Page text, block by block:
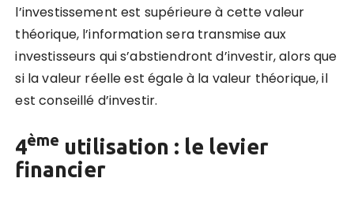
l’investissement est supérieure à cette valeur
théorique, l’information sera transmise aux
investisseurs qui s’abstiendront d’investir, alors que
si la valeur réelle est égale à la valeur théorique, il
est conseillé d’investir.
4ème utilisation : le levier
financier